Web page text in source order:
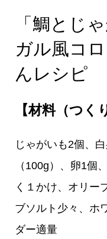
「鯛とじ
ガル風コ
んレシピ
【材料（つく
じゃがいも2個、
（100g）、卵1個
く１かけ、オリー
ブソルト少々、ホ
ダー適量